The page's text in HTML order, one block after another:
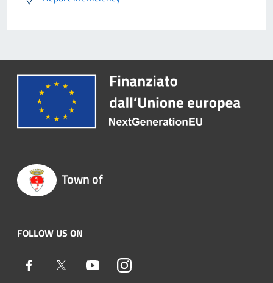
Town of
FOLLOW US ON
Facebook Twitter YoutubeInstagram